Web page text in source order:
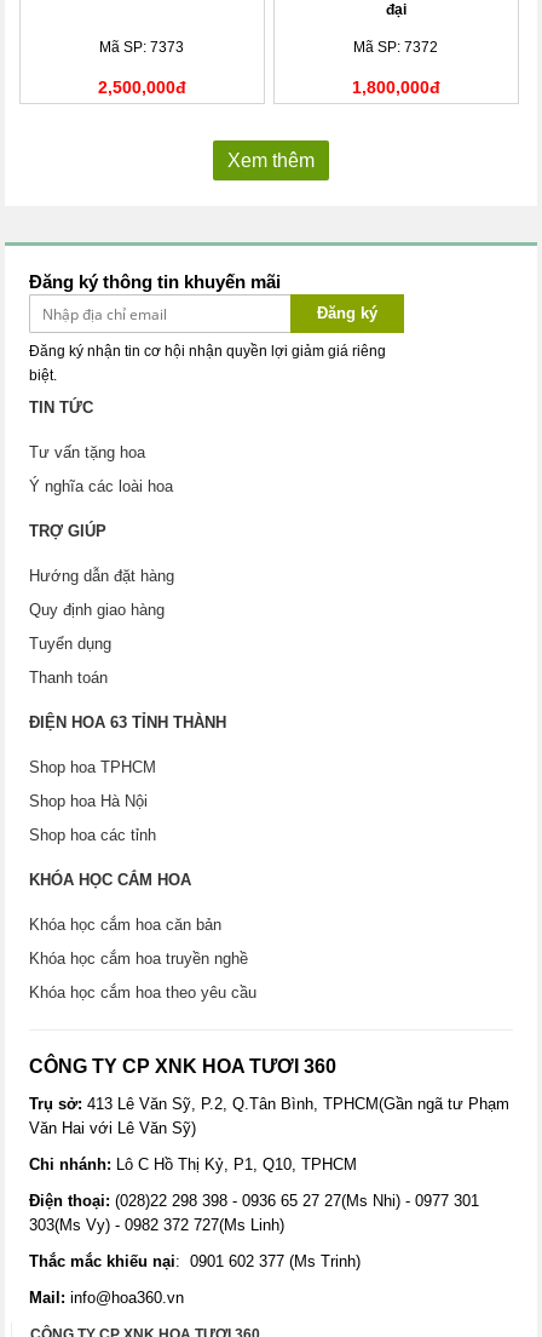
Mã SP: 7373
2,500,000đ
đại
Mã SP: 7372
1,800,000đ
Xem thêm
Đăng ký thông tin khuyến mãi
Đăng ký
Đăng ký nhận tin cơ hội nhận quyền lợi giảm giá riêng
biệt.
TIN TỨC
Tư vấn tặng hoa
Ý nghĩa các loài hoa
TRỢ GIÚP
Hướng dẫn đặt hàng
Quy định giao hàng
Tuyển dụng
Thanh toán
ĐIỆN HOA 63 TỈNH THÀNH
Shop hoa TPHCM
Shop hoa Hà Nội
Shop hoa các tỉnh
KHÓA HỌC CẮM HOA
Khóa học cắm hoa căn bản
Khóa học cắm hoa truyền nghề
Khóa học cắm hoa theo yêu cầu
CÔNG TY CP XNK HOA TƯƠI 360
Trụ sở:413 Lê Văn Sỹ, P.2, Q.Tân Bình, TPHCM(Gần ngã tư Phạm
Văn Hai với Lê Văn Sỹ)
Chi nhánh: Lô C Hồ Thị Kỷ, P1, Q10, TPHCM
Điện thoại: (028)22 298 398 - 0936 65 27 27(Ms Nhi) - 0977 301
303(Ms Vy) - 0982 372 727(Ms Linh)
Thắc mắc khiếu nại: 0901 602 377 (Ms Trinh)
Mail: info@hoa360.vn